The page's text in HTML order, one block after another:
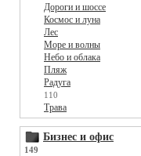
Дороги и шоссе
Космос и луна
Лес
Море и волны
Небо и облака
Пляж
Радуга
110
Трава
Бизнес и офис
149